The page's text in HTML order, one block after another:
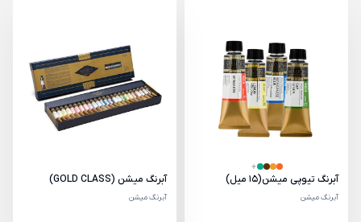
آبرنگ تیوپی میشن(15 میل)
آبرنگ میشن
آبرنگ میشن (GOLD CLASS)
آبرنگ میشن